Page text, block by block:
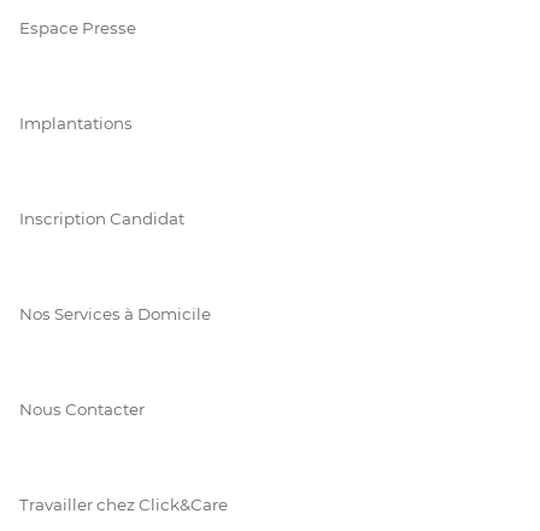
Espace Presse
Implantations
Inscription Candidat
Nos Services à Domicile
Nous Contacter
Travailler chez Click&Care